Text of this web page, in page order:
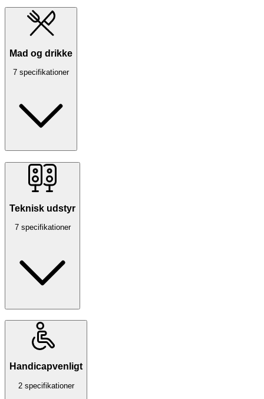
Mad og drikke
7 specifikationer
Teknisk udstyr
7 specifikationer
Handicapvenligt
2 specifikationer